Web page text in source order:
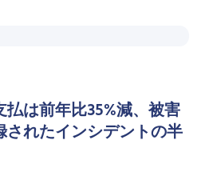
払は前年比35%減、被害
されたインシデントの半